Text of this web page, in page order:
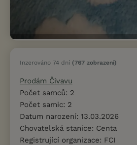
Inzerováno 74 dní (767 zobrazení)
Prodám Čivavu
Počet samců: 2
Počet samic: 2
Datum narození: 13.03.2026
Chovatelská stanice: Centa
Registrující organizace: FCI